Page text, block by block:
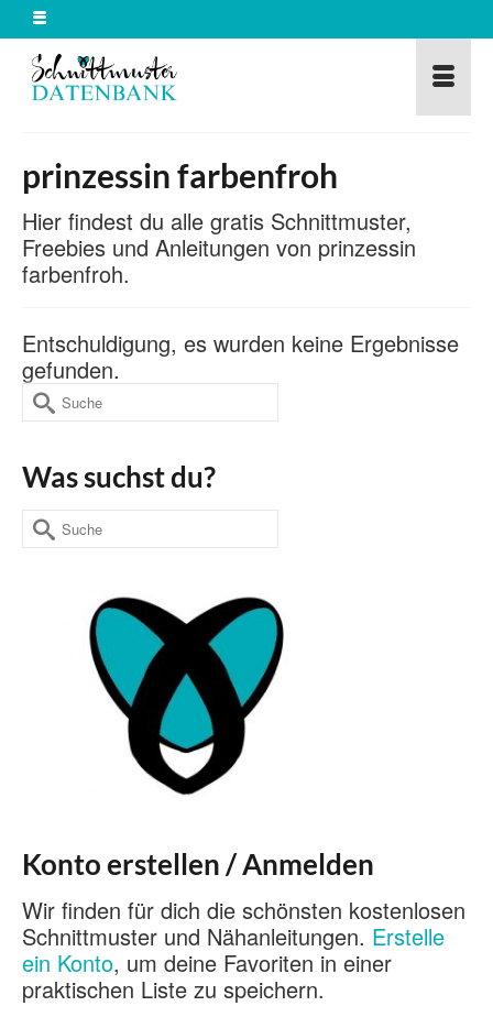
prinzessin farbenfroh
Hier findest du alle gratis Schnittmuster,
Freebies und Anleitungen von prinzessin
farbenfroh.
Entschuldigung, es wurden keine Ergebnisse
gefunden.
Suche
nach:
Was suchst du?
Suche
nach:
Konto erstellen / Anmelden
Wir finden für dich die schönsten kostenlosen
Schnittmuster und Nähanleitungen. Erstelle
ein Konto, um deine Favoriten in einer
praktischen Liste zu speichern.